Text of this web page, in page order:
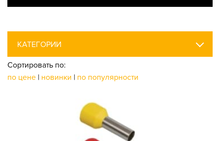
КАТЕГОРИИ
Сортировать по:
по цене | новинки | по популярности